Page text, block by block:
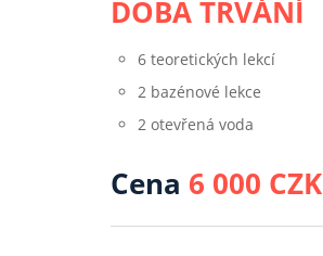
DOBA TRVÁNÍ
6 teoretických lekcí
2 bazénové lekce
2 otevřená voda
Cena 6 000 CZK